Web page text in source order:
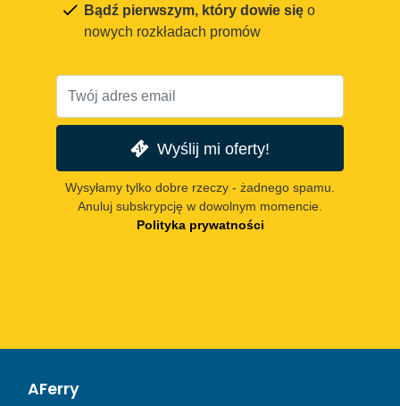
Bądź pierwszym, który dowie się o
nowych rozkładach promów
Wyślij mi oferty!
Wysyłamy tylko dobre rzeczy - żadnego spamu.
Anuluj subskrypcję w dowolnym momencie.
Polityka prywatności
AFerry